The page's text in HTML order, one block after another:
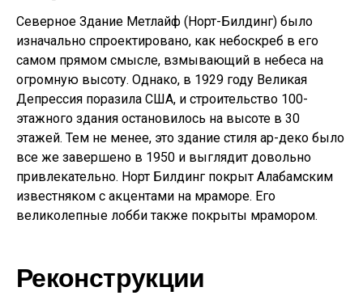
Северное Здание Метлайф (Норт-Билдинг) было
изначально спроектировано, как небоскреб в его
самом прямом смысле, взмывающий в небеса на
огромную высоту. Однако, в 1929 году Великая
Депрессия поразила США, и строительство 100-
этажного здания остановилось на высоте в 30
этажей. Тем не менее, это здание стиля ар-деко было
все же завершено в 1950 и выглядит довольно
привлекательно. Норт Билдинг покрыт Алабамским
известняком с акцентами на мраморе. Его
великолепные лобби также покрыты мрамором.
Реконструкции